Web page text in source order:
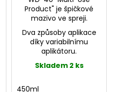
Product" je špičkové
mazivo ve spreji.
Dva způsoby aplikace
díky variabilnímu
aplikátoru.
Skladem 2 ks
450ml